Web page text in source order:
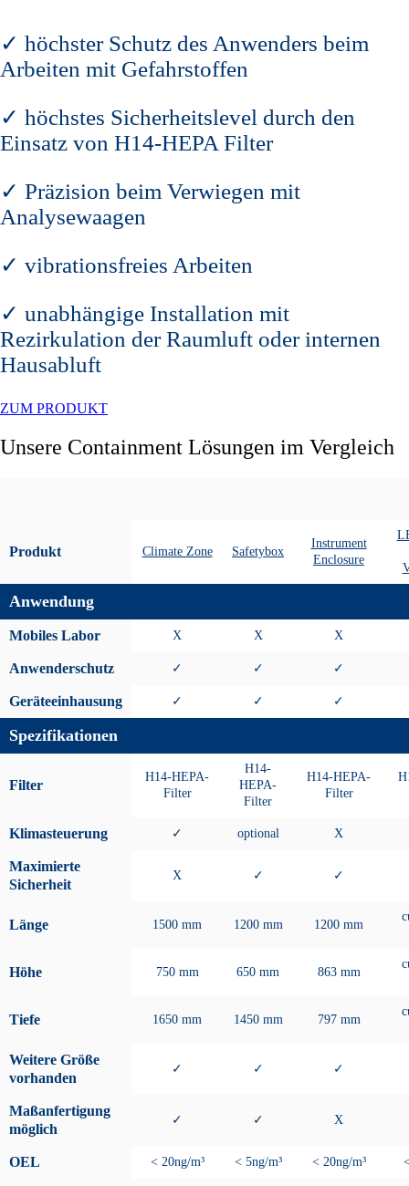
✓ höchster Schutz des Anwenders beim
Arbeiten mit Gefahrstoffen
✓ höchstes Sicherheitslevel durch den
Einsatz von H14-HEPA Filter
✓ Präzision beim Verwiegen mit
Analysewaagen
✓ vibrationsfreies Arbeiten
✓ unabhängige Installation mit
Rezirkulation der Raumluft oder internen
Hausabluft
ZUM PRODUKT
Unsere Containment Lösungen im Vergleich
Produkt Climate Zone Safetybox
Instrument
Enclosure
Anwendung
Mobiles Labor X X X
Anwenderschutz ✓ ✓ ✓
Geräteeinhausung ✓ ✓ ✓
Spezifikationen
Filter
H14-HEPA-
Filter
H14-
HEPA-
Filter
H14-HEPA-
Filter
Klimasteuerung ✓ optional X
Maximierte
Sicherheit
X ✓ ✓
Länge 1500 mm 1200 mm 1200 mm
Höhe 750 mm 650 mm 863 mm
Tiefe 1650 mm 1450 mm 797 mm
Weitere Größe
vorhanden
✓ ✓ ✓
Maßanfertigung
möglich
✓ ✓ X
OEL < 20ng/m³ < 5ng/m³ < 20ng/m³